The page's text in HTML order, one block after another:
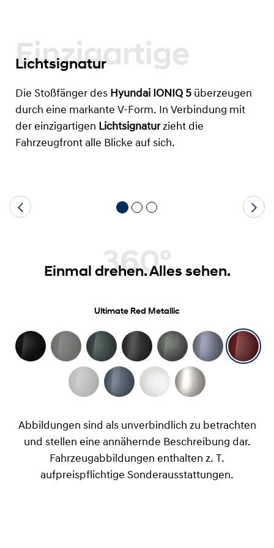
Einzigartige
Lichtsignatur
Die Stoßfänger des Hyundai IONIQ 5 überzeugen
durch eine markante V-Form. In Verbindung mit
der einzigartigen Lichtsignaturzieht die
Fahrzeugfront alle Blicke auf sich.
360°
Einmal drehen. Alles sehen.
Ultimate Red Metallic
Abbildungen sind als unverbindlich zu betrachten
und stellen eine annähernde Beschreibung dar.
Fahrzeugabbildungen enthalten z. T.
aufpreispflichtige Sonderausstattungen.